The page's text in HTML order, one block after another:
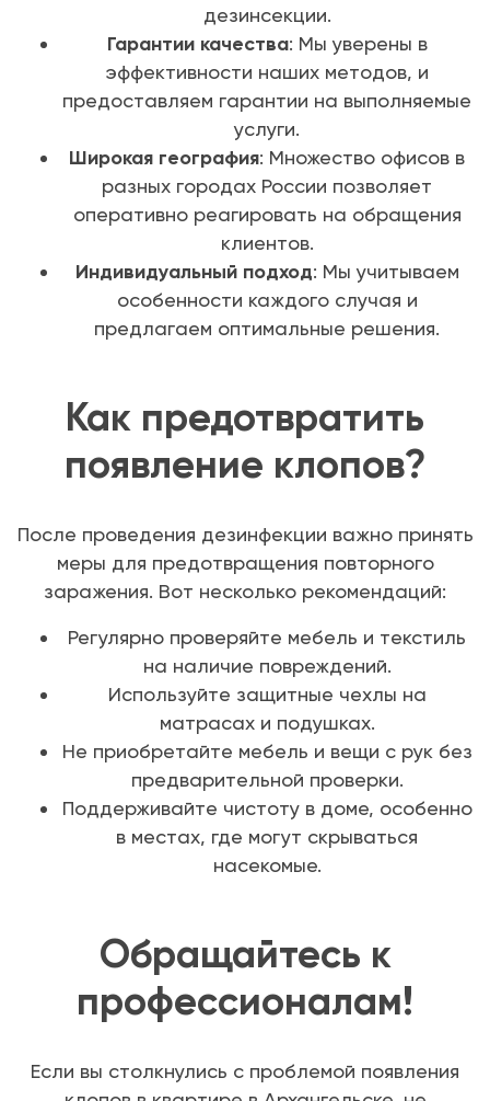
дезинсекции.
Гарантии качества: Мы уверены в
эффективности наших методов, и
предоставляем гарантии на выполняемые
услуги.
Широкая география: Множество офисов в
разных городах России позволяет
оперативно реагировать на обращения
клиентов.
Индивидуальный подход: Мы учитываем
особенности каждого случая и
предлагаем оптимальные решения.
Как предотвратить
появление клопов?
После проведения дезинфекции важно принять
меры для предотвращения повторного
заражения. Вот несколько рекомендаций:
Регулярно проверяйте мебель и текстиль
на наличие повреждений.
Используйте защитные чехлы на
матрасах и подушках.
Не приобретайте мебель и вещи с рук без
предварительной проверки.
Поддерживайте чистоту в доме, особенно
в местах, где могут скрываться
насекомые.
Обращайтесь к
профессионалам!
Если вы столкнулись с проблемой появления